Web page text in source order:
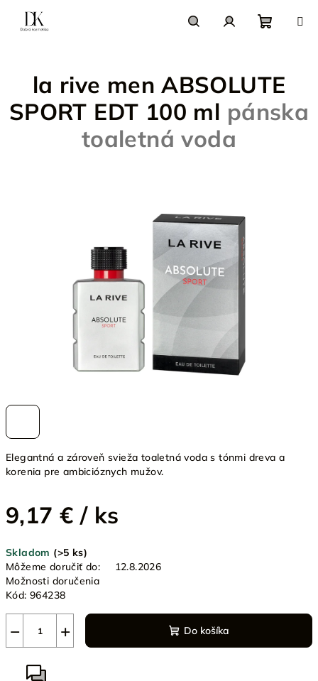
obsah
košík
Elegantná a zároveň svieža toaletná voda s tónmi dreva a
korenia pre ambicióznych mužov.
9,17 € / ks
cena:
Skladom (>5 ks)
Môžeme doručiť do:
12.8.2026
Možnosti doručenia
Kód: 964238
+
− Do košíka
la rive men ABSOLUTE
SPORT EDT 100 ml pánska
toaletná voda